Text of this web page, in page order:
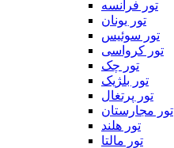
تور فرانسه
تور یونان
تور سوئیس
تور کرواسی
تور چک
تور بلژیک
تور پرتغال
تور مجارستان
تور هلند
تور مالتا